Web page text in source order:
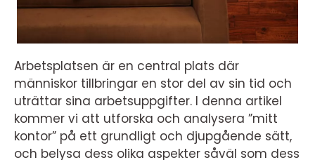
Arbetsplatsen är en central plats där
människor tillbringar en stor del av sin tid och
uträttar sina arbetsuppgifter. I denna artikel
kommer vi att utforska och analysera ”mitt
kontor” på ett grundligt och djupgående sätt,
och belysa dess olika aspekter såväl som dess